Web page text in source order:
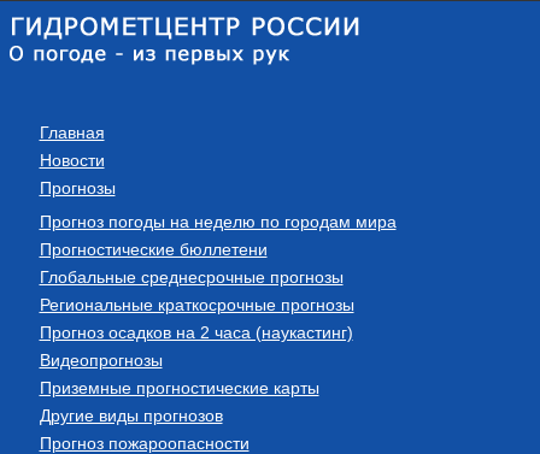
Главная
Новости
Прогнозы
Прогноз погоды на неделю по городам мира
Прогностические бюллетени
Глобальные среднесрочные прогнозы
Региональные краткосрочные прогнозы
Прогноз осадков на 2 часа (наукастинг)
Видеопрогнозы
Приземные прогностические карты
Другие виды прогнозов
Прогноз пожароопасности